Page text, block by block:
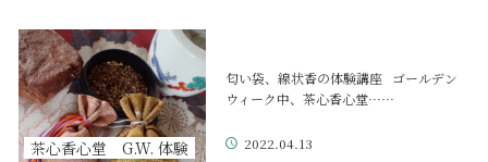
茶心香心堂 G.W. 体験
匂い袋、線状香の体験講座 ゴールデン
ウィーク中、茶心香心堂……
2022.04.13